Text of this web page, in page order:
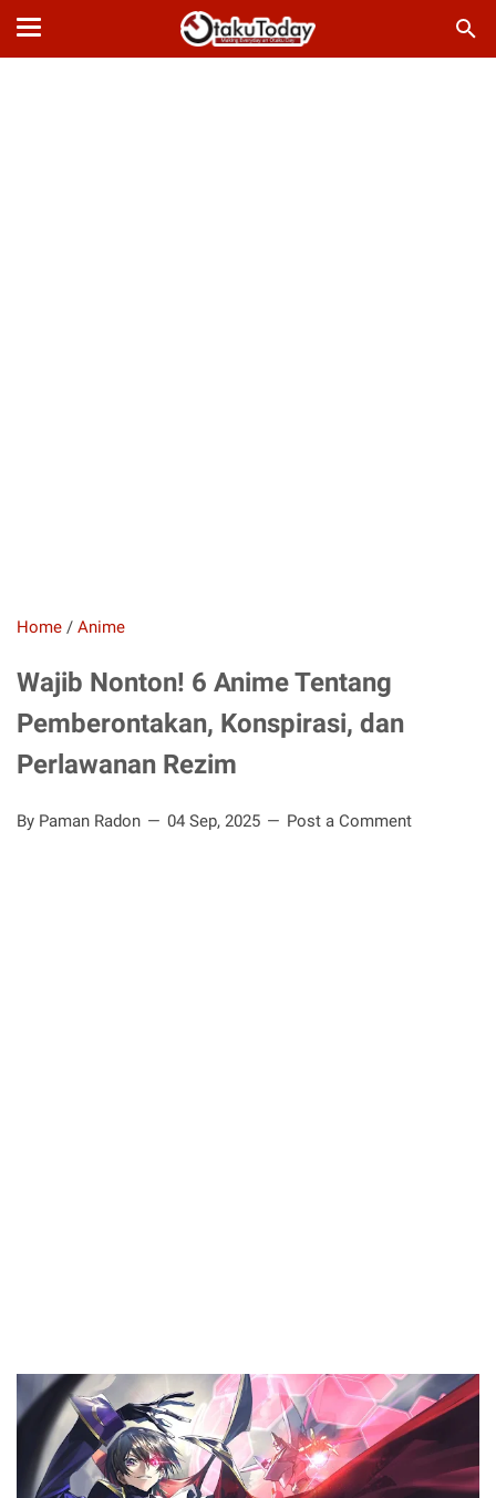
Home / Anime
Wajib Nonton! 6 Anime Tentang
Pemberontakan, Konspirasi, dan
Perlawanan Rezim
By Paman Radon 04 Sep, 2025 Post a Comment